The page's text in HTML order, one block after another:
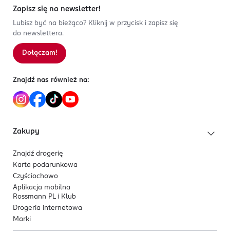
Zapisz się na newsletter!
Lubisz być na bieżąco? Kliknij w przycisk i zapisz się
do newslettera.
Dołączam!
Znajdź nas również na:
Zakupy
Znajdź drogerię
Karta podarunkowa
Czyściochowo
Aplikacja mobilna
Rossmann PL i Klub
Drogeria internetowa
Marki